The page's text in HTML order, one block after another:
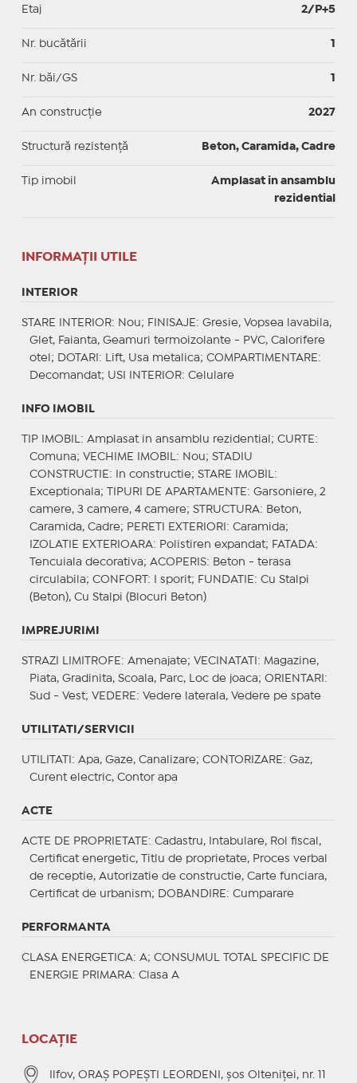
Etaj 2/P+5
Nr. bucătării 1
Nr. băi/GS 1
An construcție 2027
Structură rezistență Beton, Caramida, Cadre
Tip imobil
Amplasat in ansamblu
rezidential
INFORMAŢII UTILE
INTERIOR
STARE INTERIOR: Nou; FINISAJE : Gresie, Vopsea lavabila,
Glet, Faianta, Geamuri termoizolante - PVC, Calorifere
otel;
DOTARI : Lift, Usa metalica; COMPARTIMENTARE :
Decomandat; USI INTERIOR: Celulare
INFO IMOBIL
TIP IMOBIL : Amplasat in ansamblu rezidential; CURTE :
Comuna; VECHIME IMOBIL : Nou; STADIU
CONSTRUCTIE : In constructie; STARE IMOBIL :
Exceptionala;
TIPURI DE APARTAMENTE : Garsoniere, 2
camere, 3 camere, 4 camere; STRUCTURA: Beton,
Caramida, Cadre; PERETI EXTERIORI : Caramida;
IZOLATIE EXTERIOARA: Polistiren expandat; FATADA:
Tencuiala decorativa; ACOPERIS: Beton - terasa
circulabila; CONFORT : I sporit; FUNDATIE : Cu Stalpi
(Beton), Cu Stalpi (Blocuri Beton)
IMPREJURIMI
STRAZI LIMITROFE : Amenajate; VECINATATI : Magazine,
Piata, Gradinita, Scoala, Parc, Loc de joaca; ORIENTARI :
Sud - Vest; VEDERE : Vedere laterala, Vedere pe spate
UTILITATI/SERVICII
UTILITATI : Apa, Gaze, Canalizare; CONTORIZARE : Gaz,
Curent electric, Contor apa
ACTE
ACTE DE PROPRIETATE : Cadastru, Intabulare, Rol fiscal,
Certificat energetic, Titlu de proprietate, Proces verbal
de receptie, Autorizatie de constructie, Carte funciara,
Certificat de urbanism;
DOBANDIRE : Cumparare
PERFORMANTA
CLASA ENERGETICA: A; CONSUMUL TOTAL SPECIFIC DE
ENERGIE PRIMARA: Clasa A
LOCAȚIE
Ilfov, ORAŞ POPEŞTI LEORDENI, șos Olteniţei, nr. 11